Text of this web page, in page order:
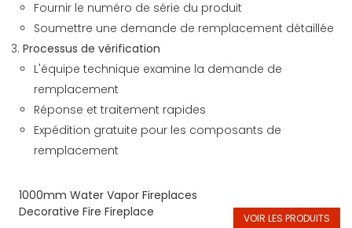
Fournir le numéro de série du produit
Soumettre une demande de remplacement détaillée
Processus de vérification
L'équipe technique examine la demande de
remplacement
Réponse et traitement rapides
Expédition gratuite pour les composants de
remplacement
1000mm Water Vapor Fireplaces
Decorative Fire Fireplace
VOIR LES PRODUITS